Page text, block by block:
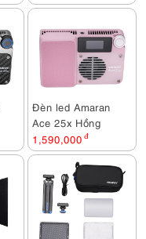
Đèn led Amaran
Ace 25x Hồng
1,590,000 đ